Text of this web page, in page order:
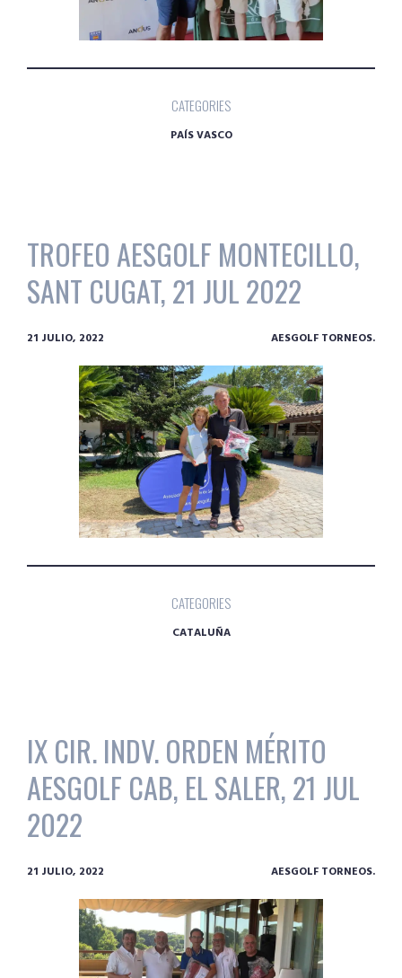
CATEGORIES
PAÍS VASCO
TROFEO AESGOLF MONTECILLO,
SANT CUGAT, 21 JUL 2022
21 JULIO, 2022 AESGOLF TORNEOS.
CATEGORIES
CATALUÑA
IX CIR. INDV. ORDEN MÉRITO
AESGOLF CAB, EL SALER, 21 JUL
2022
21 JULIO, 2022 AESGOLF TORNEOS.